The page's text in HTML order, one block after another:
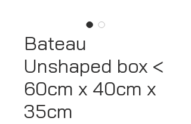
Bateau
Unshaped box <
60cm x 40cm x
35cm